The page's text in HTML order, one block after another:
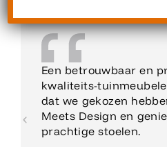
Een betrouwbaar en
kwaliteits-
dat we gekozen
Meets Design en
prachtige stoelen.